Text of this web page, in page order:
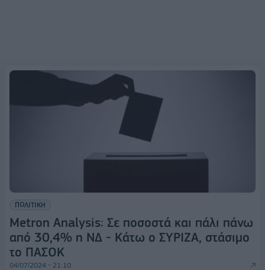
ΠΟΛΙΤΙΚΗ
Metron Analysis: Σε ποσοστά και πάλι πάνω
από 30,4% η ΝΔ - Κάτω ο ΣΥΡΙΖΑ, στάσιμο
το ΠΑΣΟΚ
04/07/2024 - 21:10